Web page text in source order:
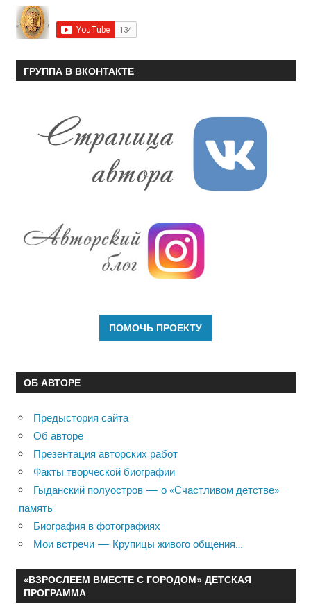
ГРУППА В ВКОНТАКТЕ
ОБ АВТОРЕ
Предыстория сайта
Об авторе
Презентация авторских работ
Факты творческой биографии
Гыданский полуостров — о «Счастливом детстве»
память
Биография в фотографиях
Мои встречи — Крупицы живого общения…
«ВЗРОСЛЕЕМ ВМЕСТЕ С ГОРОДОМ» ДЕТСКАЯ
ПРОГРАММА